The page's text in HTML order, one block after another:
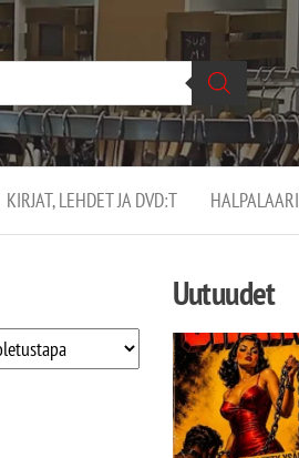
KIRJAT, LEHDET JA DVD:T HALPALAARI
Uutuudet